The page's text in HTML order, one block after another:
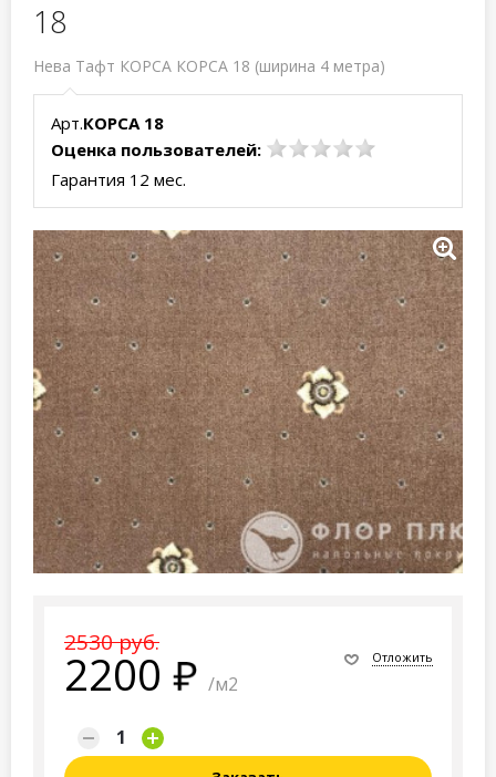
18
Нева Тафт КОРСА КОРСА 18 (ширина 4 метра)
Арт.КОРСА 18
Оценка пользователей:
Гарантия 12 мес.
2530 руб.
2200 /м2
Отложить